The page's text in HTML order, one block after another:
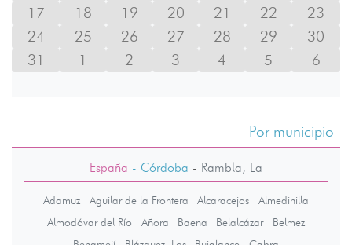
17
18 19 20 21 22
23
24
25 26 27 28 29
30
31
1 2 3 4 5 6
Por municipio
España - Córdoba - Rambla, La
Adamuz Aguilar de la Frontera Alcaracejos
Almedinilla
Almodóvar del Río
Añora Baena Belalcázar
Belmez